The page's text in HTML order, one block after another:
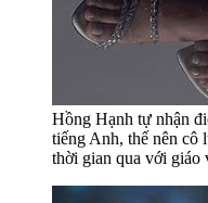
Hồng Hạnh tự nhận
tiếng Anh, thế nên cô
thời gian qua với giáo